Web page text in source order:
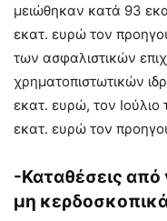
μειώθηκαν κατά 93
εκατ. ευρώ τον
των ασφαλιστικών
χρηματοπιστωτικών
εκατ. ευρώ, τον Ιούλιο
εκατ. ευρώ τον
-Καταθέσεις από
μη